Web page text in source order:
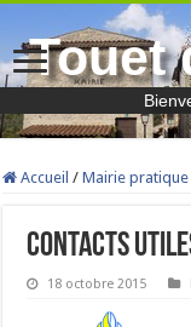
Touet
Accueil / Mairie pratique
Contacts
18 octobre 2015